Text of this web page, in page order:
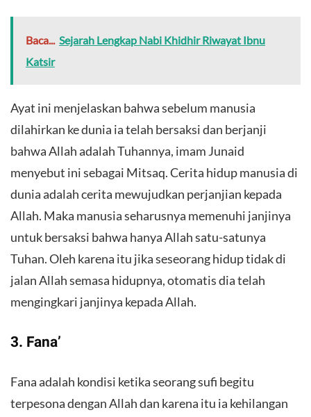
Baca... Sejarah Lengkap Nabi Khidhir Riwayat Ibnu
Katsir
Ayat ini menjelaskan bahwa sebelum manusia
dilahirkan ke dunia ia telah bersaksi dan berjanji
bahwa Allah adalah Tuhannya, imam Junaid
menyebut ini sebagai Mitsaq. Cerita hidup manusia di
dunia adalah cerita mewujudkan perjanjian kepada
Allah. Maka manusia seharusnya memenuhi janjinya
untuk bersaksi bahwa hanya Allah satu-satunya
Tuhan. Oleh karena itu jika seseorang hidup tidak di
jalan Allah semasa hidupnya, otomatis dia telah
mengingkari janjinya kepada Allah.
3. Fana’
Fana adalah kondisi ketika seorang sufi begitu
terpesona dengan Allah dan karena itu ia kehilangan